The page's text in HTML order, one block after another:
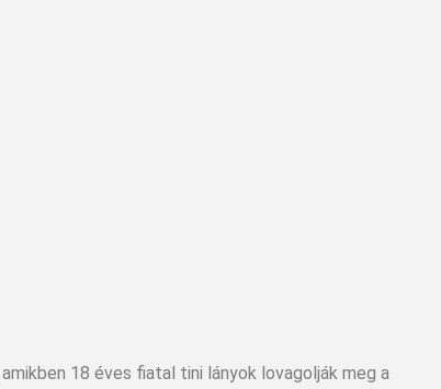
18 éves fiatal tini lányok lovagolják meg a